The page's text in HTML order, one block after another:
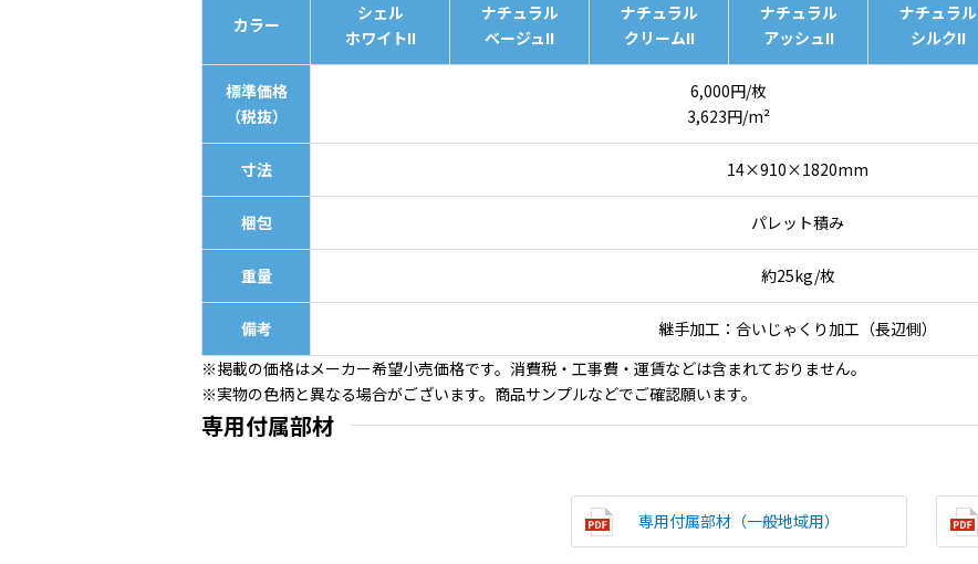
カラー
シェル
ホワイトII
ナチュラル
ベージュII
ナチュラル
クリームII
ナチュラル
アッシュII
ナチュラル
シルクII
標準価格
（税抜）
6,000円/枚
3,623円/m²
寸法 14×910×1820mm
梱包 パレット積み
重量 約25kg/枚
備考
継手加工：合いじゃくり加工（長辺側）
※掲載の価格はメーカー希望小売価格です。消費税・工事費・運賃などは含まれておりません。
※実物の色柄と異なる場合がございます。商品サンプルなどでご確認願います。
専用付属部材
専用付属部材（一般地域用）